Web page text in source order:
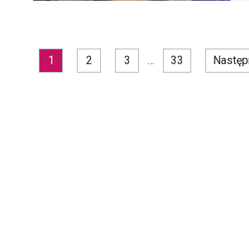
Nawigacja
1 2 3 … 33